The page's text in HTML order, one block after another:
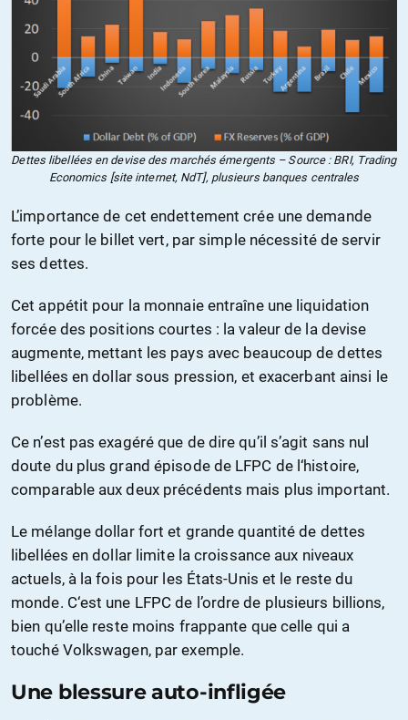
Dettes libellées en devise des marchés émergents – Source : BRI, Trading
Economics [site internet, NdT], plusieurs banques centrales
L’importance de cet endettement crée une demande
forte pour le billet vert, par simple nécessité de servir
ses dettes.
Cet appétit pour la monnaie entraîne une liquidation
forcée des positions courtes : la valeur de la devise
augmente, mettant les pays avec beaucoup de dettes
libellées en dollar sous pression, et exacerbant ainsi le
problème.
Ce n’est pas exagéré que de dire qu’il s’agit sans nul
doute du plus grand épisode de LFPC de l‘histoire,
comparable aux deux précédents mais plus important.
Le mélange dollar fort et grande quantité de dettes
libellées en dollar limite la croissance aux niveaux
actuels, à la fois pour les États-Unis et le reste du
monde. C‘est une LFPC de l’ordre de plusieurs billions,
bien qu’elle reste moins frappante que celle qui a
touché Volkswagen, par exemple.
Une blessure auto-infligée